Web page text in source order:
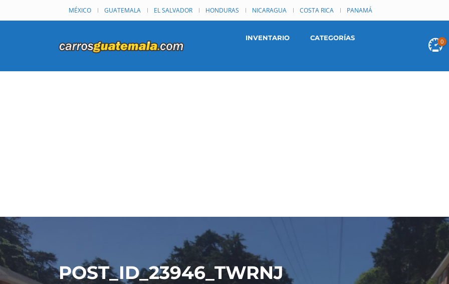
MÉXICO GUATEMALA EL SALVADOR HONDURAS NICARAGUA COSTA RICA PANAMÁ
0
INVENTARIO CATEGORÍAS
POST_ID_23946_TWRNJ